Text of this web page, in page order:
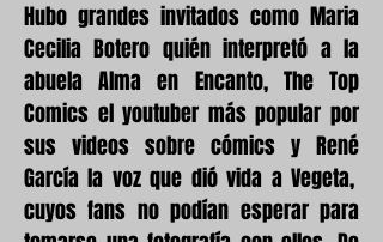
Hubo grandes invitados como Maria
Cecilia Botero quién interpretó a la
abuela Alma en Encanto, The Top
Comics el youtuber más popular por
sus videos sobre cómics y René
García la voz que dió vida a Vegeta,
cuyos fans no podían esperar para